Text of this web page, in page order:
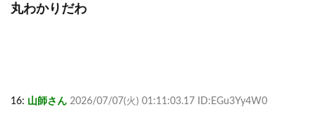
丸わかりだわ
16: 山師さん 2026/07/07(火) 01:11:03.17 ID:EGu3Yy4W0